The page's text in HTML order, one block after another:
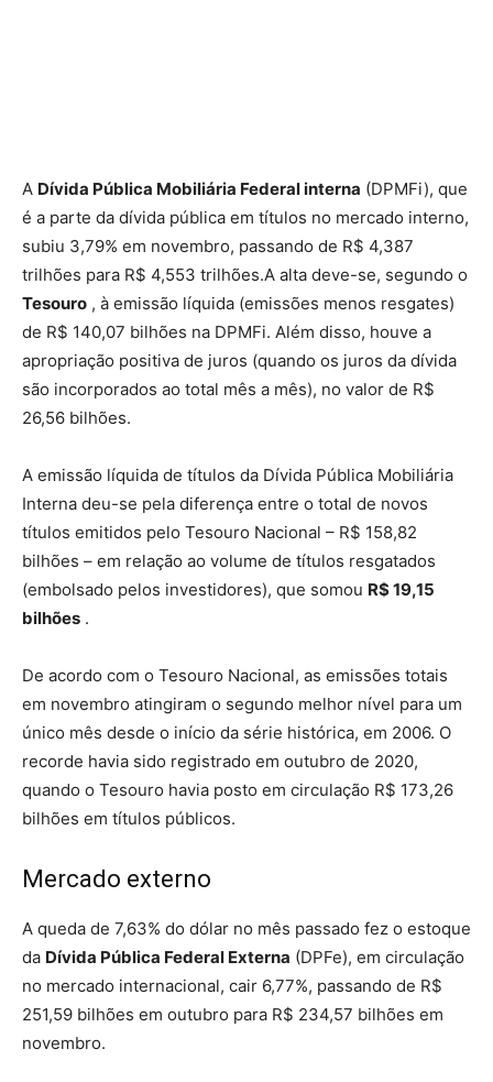
A Dívida Pública Mobiliária Federal interna (DPMFi), que
é a parte da dívida pública em títulos no mercado interno,
subiu 3,79% em novembro, passando de R$ 4,387
trilhões para R$ 4,553 trilhões.A alta deve-se, segundo o
Tesouro , à emissão líquida (emissões menos resgates)
de R$ 140,07 bilhões na DPMFi. Além disso, houve a
apropriação positiva de juros (quando os juros da dívida
são incorporados ao total mês a mês), no valor de R$
26,56 bilhões.
A emissão líquida de títulos da Dívida Pública Mobiliária
Interna deu-se pela diferença entre o total de novos
títulos emitidos pelo Tesouro Nacional – R$ 158,82
bilhões – em relação ao volume de títulos resgatados
(embolsado pelos investidores), que somou R$ 19,15
bilhões .
De acordo com o Tesouro Nacional, as emissões totais
em novembro atingiram o segundo melhor nível para um
único mês desde o início da série histórica, em 2006. O
recorde havia sido registrado em outubro de 2020,
quando o Tesouro havia posto em circulação R$ 173,26
bilhões em títulos públicos.
Mercado externo
A queda de 7,63% do dólar no mês passado fez o estoque
da Dívida Pública Federal Externa (DPFe), em circulação
no mercado internacional, cair 6,77%, passando de R$
251,59 bilhões em outubro para R$ 234,57 bilhões em
novembro.